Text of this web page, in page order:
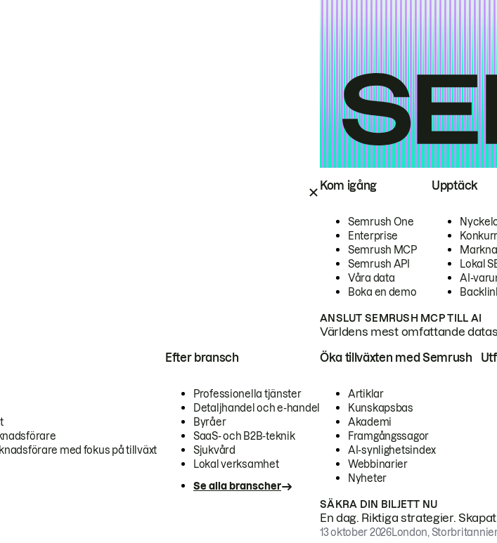
Kom igång
Semrush One
Enterprise
Semrush MCP
Semrush API
Våra data
Boka en demo
Upptäck
Lokal
AI-
ANSLUT SEMRUSH MCP TILL AI
Världens mest omfattande
med fokus på tillväxt
Efter bransch
Professionella tjänster
Detaljhandel och e-handel
Byråer
SaaS- och B2B-teknik
Sjukvård
Lokal verksamhet
Se alla branscher
Öka tillväxten med Semrush
Artiklar
Kunskapsbas
Akademi
Framgångssagor
AI-synlighetsindex
Webbinarier
Nyheter
SÄKRA DIN BILJETT NU
En dag. Riktiga strategier.
13 oktober 2026London,